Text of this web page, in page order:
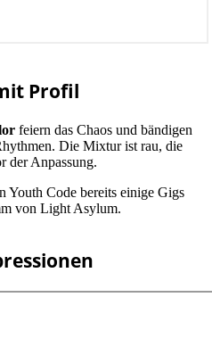
Profil
feiern das Chaos und bändigen
Die Mixtur ist rau, die
der Anpassung.
Code bereits einige Gigs
von Light Asylum.